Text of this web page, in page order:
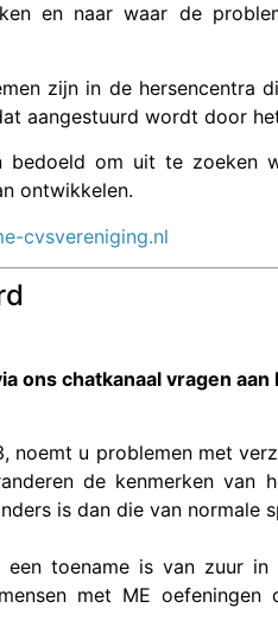
en naar waar de
zijn in de hersencentra
aangestuurd wordt door
bedoeld om uit te zoeken
ontwikkelen.
cvsvereniging.nl
ons chatkanaal vragen
, noemt u problemen met
de kenmerken van
is dan die van normale
toename is van zuur
met ME